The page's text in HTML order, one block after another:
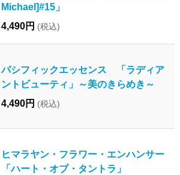
Michael]#15」
4,490円 (税込)
パシフィックエッセンス 「ラディア
ントビューティ」～美のきらめき～
4,490円 (税込)
ヒマラヤン・フラワー・エンハンサー
「ハート・オブ・タントラ」